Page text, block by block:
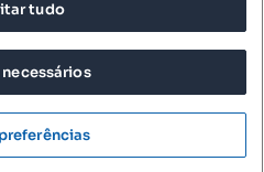
OLX Portugal, S.A.
UTILIZAÇÃO
PRIVACIDADE
DE PRIVACIDADE
tudo